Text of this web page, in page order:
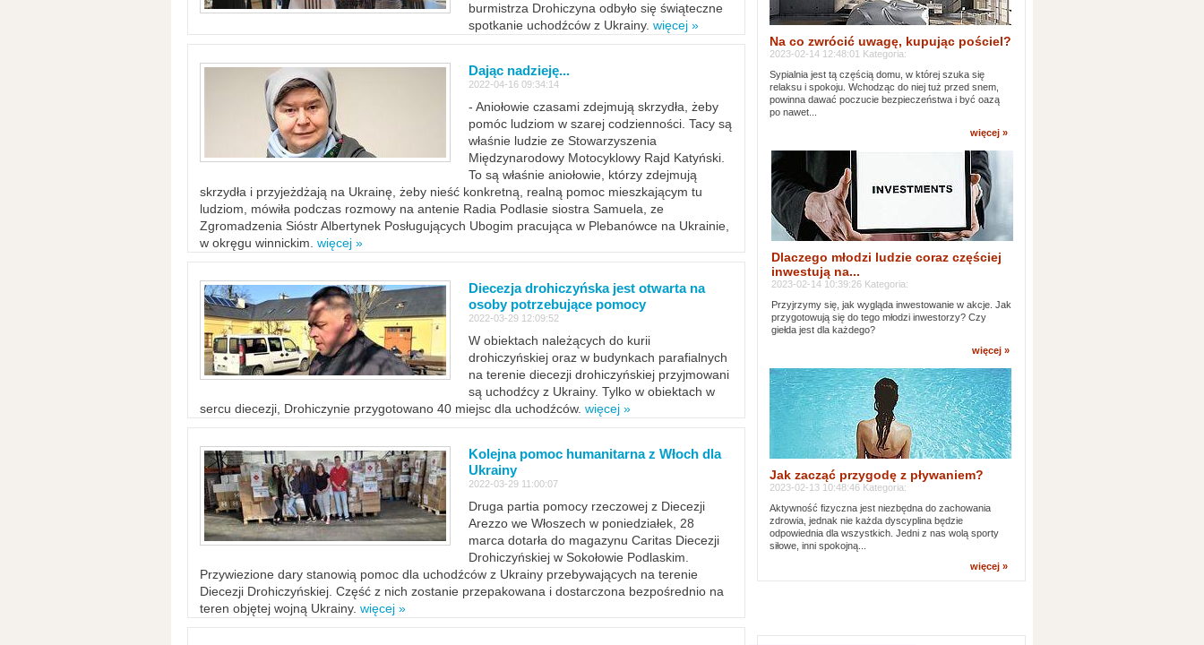
burmistrza Drohiczyna odbyło się świąteczne
spotkanie uchodźców z Ukrainy. więcej »
Dając nadzieję...
2022-04-16 09:34:14
- Aniołowie czasami zdejmują skrzydła, żeby
pomóc ludziom w szarej codzienności. Tacy są
właśnie ludzie ze Stowarzyszenia
Międzynarodowy Motocyklowy Rajd Katyński.
To są właśnie aniołowie, którzy zdejmują
skrzydła i przyjeżdżają na Ukrainę, żeby nieść konkretną, realną pomoc mieszkającym tu
ludziom, mówiła podczas rozmowy na antenie Radia Podlasie siostra Samuela, ze
Zgromadzenia Sióstr Albertynek Posługujących Ubogim pracująca w Plebanówce na Ukrainie,
w okręgu winnickim. więcej »
Diecezja drohiczyńska jest otwarta na
osoby potrzebujące pomocy
2022-03-29 12:09:52
W obiektach należących do kurii
drohiczyńskiej oraz w budynkach parafialnych
na terenie diecezji drohiczyńskiej przyjmowani
są uchodźcy z Ukrainy. Tylko w obiektach w
sercu diecezji, Drohiczynie przygotowano 40 miejsc dla uchodźców. więcej »
Kolejna pomoc humanitarna z Włoch dla
Ukrainy
2022-03-29 11:00:07
Druga partia pomocy rzeczowej z Diecezji
Arezzo we Włoszech w poniedziałek, 28
marca dotarła do magazynu Caritas Diecezji
Drohiczyńskiej w Sokołowie Podlaskim.
Przywiezione dary stanowią pomoc dla uchodźców z Ukrainy przebywających na terenie
Diecezji Drohiczyńskiej. Część z nich zostanie przepakowana i dostarczona bezpośrednio na
teren objętej wojną Ukrainy. więcej »
Na co zwrócić uwagę, kupując pościel?
2023-02-14 12:48:01 Kategoria:
Sypialnia jest tą częścią domu, w której szuka się
relaksu i spokoju. Wchodząc do niej tuż przed snem,
powinna dawać poczucie bezpieczeństwa i być oazą
po nawet...
więcej »
Dlaczego młodzi ludzie coraz częściej
inwestują na...
2023-02-14 10:39:26 Kategoria:
Przyjrzymy się, jak wygląda inwestowanie w akcje. Jak
przygotowują się do tego młodzi inwestorzy? Czy
giełda jest dla każdego?
więcej »
Jak zacząć przygodę z pływaniem?
2023-02-13 10:48:46 Kategoria:
Aktywność fizyczna jest niezbędna do zachowania
zdrowia, jednak nie każda dyscyplina będzie
odpowiednia dla wszystkich. Jedni z nas wolą sporty
siłowe, inni spokojną...
więcej »